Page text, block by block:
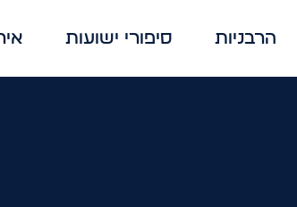
הרבניות סיפורי ישועות